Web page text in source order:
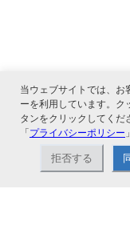
当ウェブサイトでは、お
ーを利用しています。ク
タンをクリックしてくだ
「プライバシーポリシー
拒否する